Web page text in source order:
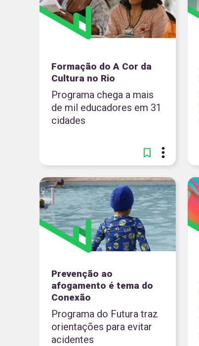
Formação do A Cor da
Cultura no Rio
Programa chega a mais
de mil educadores em 31
cidades
Prevenção ao
afogamento é tema do
Conexão
Programa do Futura traz
orientações para evitar
acidentes